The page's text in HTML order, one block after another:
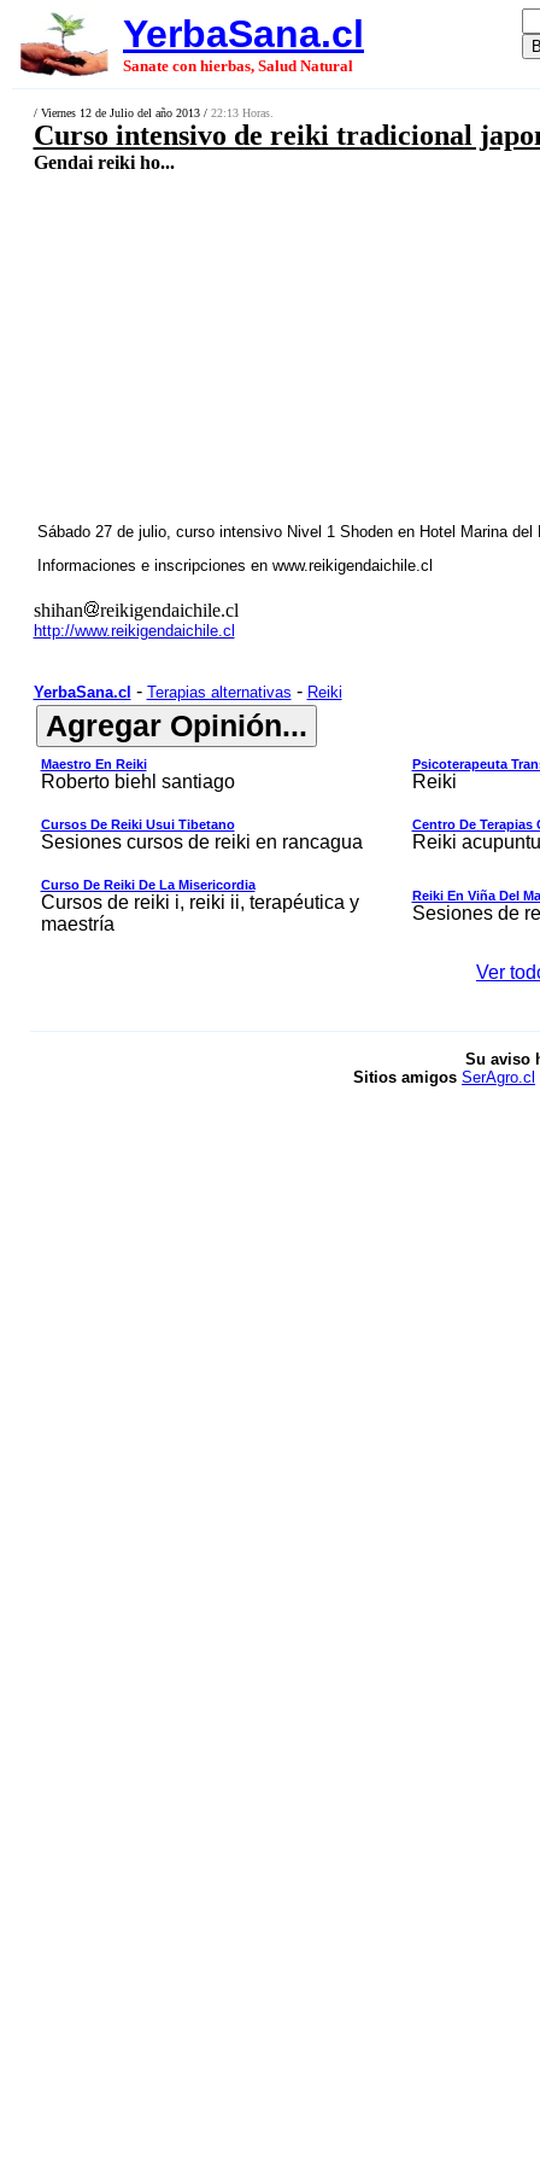
YerbaSana.cl
Sanate con hierbas, Salud Natural
/ Viernes 12 de Julio del año 2013 / 22:13 Horas.
Curso intensivo de reiki tradicional
Gendai reiki ho...
Sábado 27 de julio, curso intensivo Nivel 1 Shoden en Hotel Marina
Informaciones e inscripciones en www.reikigendaichile.cl
shihan reikigendaichile.cl
http://www.reikigendaichile.cl
YerbaSana.cl - Terapias alternativas - Reiki
Maestro En Reiki
Roberto biehl santiago
Psicoterapeuta
Reiki
Cursos De Reiki Usui Tibetano
Sesiones cursos de reiki en rancagua
Centro De Terapias
Reiki
Curso De Reiki De La Misericordia
Cursos de reiki i, reiki ii, terapéutica y
maestría
Reiki En Viña Del
Sesiones de
Ver
Su aviso
Sitios amigos SerAgro.cl